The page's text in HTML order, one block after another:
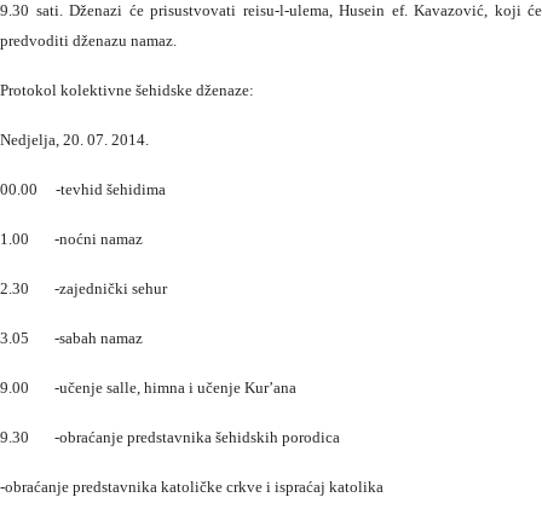
9.30 sati. Dženazi će prisustvovati reisu-l-ulema, Husein ef. Kavazović, koji će
predvoditi dženazu namaz.
Protokol kolektivne šehidske dženaze:
Nedjelja, 20. 07. 2014.
00.00 -tevhid šehidima
1.00 -noćni namaz
2.30 -zajednički sehur
3.05 -sabah namaz
9.00 -učenje salle, himna i učenje Kur’ana
9.30 -obraćanje predstavnika šehidskih porodica
-obraćanje predstavnika katoličke crkve i ispraćaj katolika